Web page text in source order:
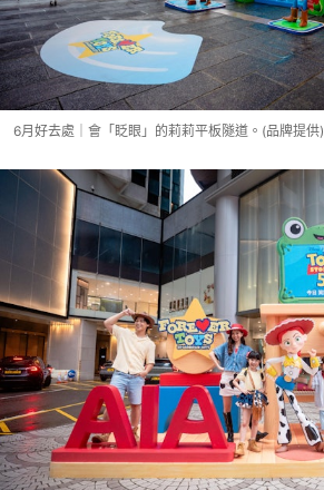
6月好去處｜會「眨眼」的莉莉平板隧道。(品牌提供)